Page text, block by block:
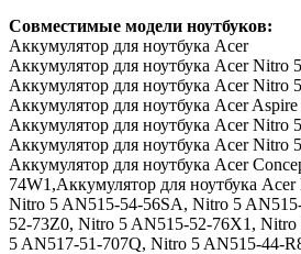
Совместимые модели ноутбуков:
Аккумулятор для ноутбука Acer
Аккумулятор для ноутбука Acer Nitro
Аккумулятор для ноутбука Acer Nitro
Аккумулятор для ноутбука Acer
Аккумулятор для ноутбука Acer Nitro
Аккумулятор для ноутбука Acer Nitro
Аккумулятор для ноутбука Acer
74W1,Аккумулятор для ноутбука
Nitro 5 AN515-54-56SA, Nitro 5
52-73Z0, Nitro 5 AN515-52-76X1,
5 AN517-51-707Q, Nitro 5 AN515-44-